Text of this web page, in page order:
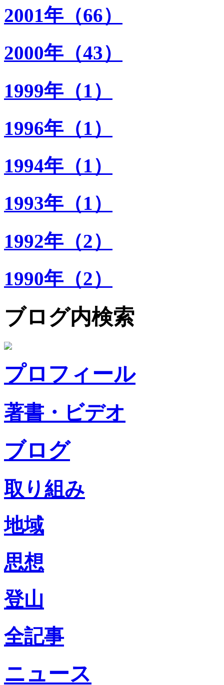
2001年（66）
2000年（43）
1999年（1）
1996年（1）
1994年（1）
1993年（1）
1992年（2）
1990年（2）
ブログ内検索
プロフィール
著書・ビデオ
ブログ
取り組み
地域
思想
登山
全記事
ニュース